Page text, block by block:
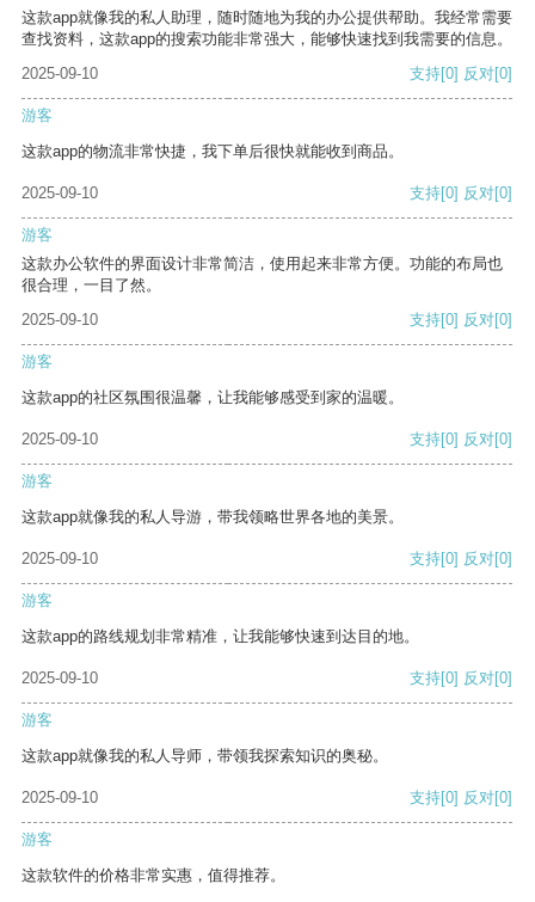
这款app就像我的私人助理，随时随地为我的办公提供帮助。我经常需要
查找资料，这款app的搜索功能非常强大，能够快速找到我需要的信息。
2025-09-10
支持[0] 反对[0]
游客
这款app的物流非常快捷，我下单后很快就能收到商品。
2025-09-10 支持[0] 反对[0]
游客
这款办公软件的界面设计非常简洁，使用起来非常方便。功能的布局也
很合理，一目了然。
2025-09-10
支持[0] 反对[0]
游客
这款app的社区氛围很温馨，让我能够感受到家的温暖。
2025-09-10 支持[0] 反对[0]
游客
这款app就像我的私人导游，带我领略世界各地的美景。
2025-09-10 支持[0] 反对[0]
游客
这款app的路线规划非常精准，让我能够快速到达目的地。
2025-09-10 支持[0] 反对[0]
游客
这款app就像我的私人导师，带领我探索知识的奥秘。
2025-09-10 支持[0] 反对[0]
游客
这款软件的价格非常实惠，值得推荐。